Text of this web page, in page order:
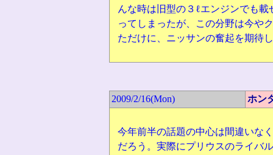
んな時は旧型の３ℓエンジンでも
ってしまったが、この分野は今や
ただけに、ニッサンの奮起を期待
2009/2/16(Mon) ホン
今年前半の話題の中心は間違いな
だろう。実際にプリウスのライバ